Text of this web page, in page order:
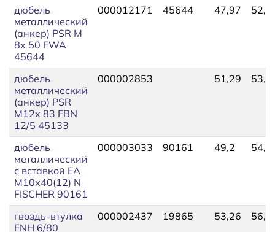
дюбель
металлический
(анкер) PSR М
8х 50 FWA
45644
000012171 45644 47,97
дюбель
металлический
(анкер) PSR
М12х 83 FBN
12/5 45133
000002853 51,29
дюбель
металлический
c вставкой EA
М10х40(12) N
FISCHER 90161
000003033 90161 49,2
гвоздь-втулка
FNH 6/80
000002437 19865 53,26